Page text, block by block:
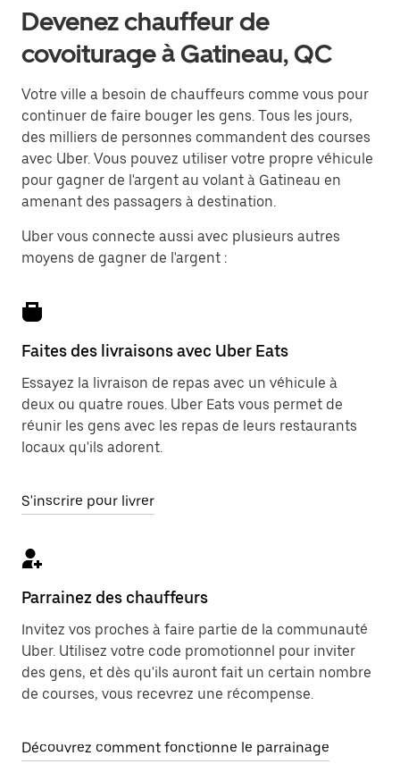
Devenez chauffeur de
covoiturage à Gatineau, QC
Votre ville a besoin de chauffeurs comme vous pour
continuer de faire bouger les gens. Tous les jours,
des milliers de personnes commandent des courses
avec Uber. Vous pouvez utiliser votre propre véhicule
pour gagner de l'argent au volant à Gatineau en
amenant des passagers à destination.
Uber vous connecte aussi avec plusieurs autres
moyens de gagner de l'argent :
Faites des livraisons avec Uber Eats
Essayez la livraison de repas avec un véhicule à
deux ou quatre roues. Uber Eats vous permet de
réunir les gens avec les repas de leurs restaurants
locaux qu'ils adorent.
S'inscrire pour livrer
Parrainez des chauffeurs
Invitez vos proches à faire partie de la communauté
Uber. Utilisez votre code promotionnel pour inviter
des gens, et dès qu'ils auront fait un certain nombre
de courses, vous recevrez une récompense.
Découvrez comment fonctionne le parrainage